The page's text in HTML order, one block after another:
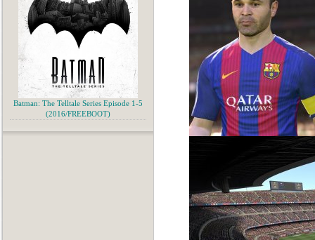
Batman: The Telltale Series Episode 1-5
(2016/FREEBOOT)